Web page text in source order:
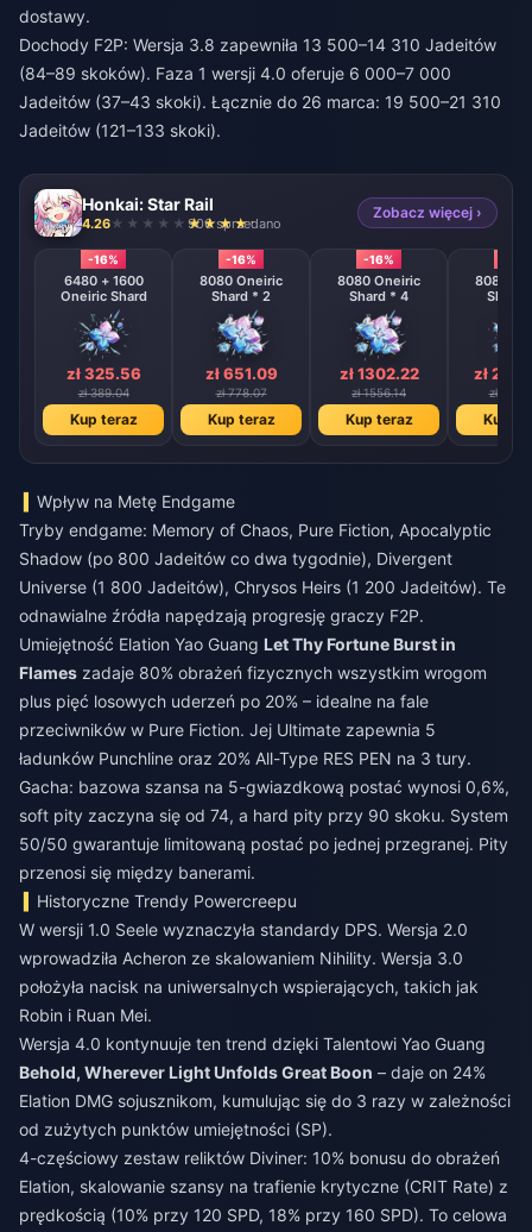
dostawy.
Dochody F2P: Wersja 3.8 zapewniła 13 500–14 310 Jadeitów
(84–89 skoków). Faza 1 wersji 4.0 oferuje 6 000–7 000
Jadeitów (37–43 skoki). Łącznie do 26 marca: 19 500–21 310
Jadeitów (121–133 skoki).
Honkai: Star Rail
4.26 906 sprzedano
Zobacz więcej ›
-16%
6480 + 1600
Oneiric Shard
zł 325.56
zł 389.04
Kup teraz
-16%
8080 Oneiric
Shard * 2
zł 651.09
zł 778.07
Kup teraz
-16%
8080 Oneiric
Shard * 4
zł 1302.22
zł 1556.14
Kup teraz
8080
Shard
zł
zł
Kup
Wpływ na Metę Endgame
Tryby endgame: Memory of Chaos, Pure Fiction, Apocalyptic
Shadow (po 800 Jadeitów co dwa tygodnie), Divergent
Universe (1 800 Jadeitów), Chrysos Heirs (1 200 Jadeitów). Te
odnawialne źródła napędzają progresję graczy F2P.
Umiejętność Elation Yao Guang Let Thy Fortune Burst in
Flames zadaje 80% obrażeń fizycznych wszystkim wrogom
plus pięć losowych uderzeń po 20% – idealne na fale
przeciwników w Pure Fiction. Jej Ultimate zapewnia 5
ładunków Punchline oraz 20% All-Type RES PEN na 3 tury.
Gacha: bazowa szansa na 5-gwiazdkową postać wynosi 0,6%,
soft pity zaczyna się od 74, a hard pity przy 90 skoku. System
50/50 gwarantuje limitowaną postać po jednej przegranej. Pity
przenosi się między banerami.
Historyczne Trendy Powercreepu
W wersji 1.0 Seele wyznaczyła standardy DPS. Wersja 2.0
wprowadziła Acheron ze skalowaniem Nihility. Wersja 3.0
położyła nacisk na uniwersalnych wspierających, takich jak
Robin i Ruan Mei.
Wersja 4.0 kontynuuje ten trend dzięki Talentowi Yao Guang
Behold, Wherever Light Unfolds Great Boon – daje on 24%
Elation DMG sojusznikom, kumulując się do 3 razy w zależności
od zużytych punktów umiejętności (SP).
4-częściowy zestaw reliktów Diviner: 10% bonusu do obrażeń
Elation, skalowanie szansy na trafienie krytyczne (CRIT Rate) z
prędkością (10% przy 120 SPD, 18% przy 160 SPD). To celowa